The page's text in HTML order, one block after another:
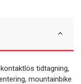
tidtagning,
mountainbike